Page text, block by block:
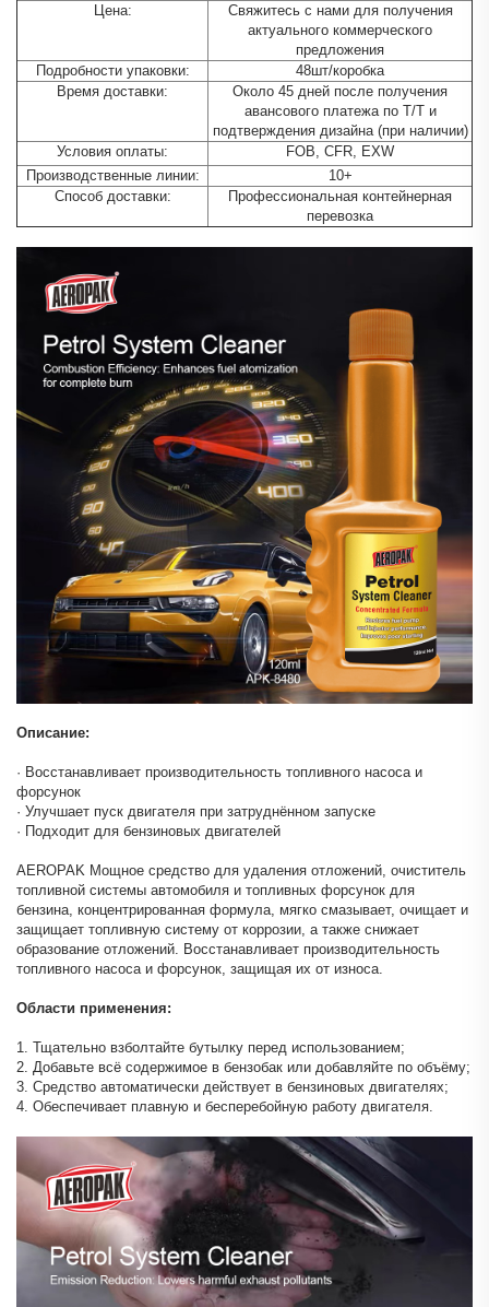
Цена:
Свяжитесь с нами для получения
актуального коммерческого
предложения
Подробности упаковки:
48шт/коробка
Время доставки:
Около 45 дней после получения
авансового платежа по T/T и
подтверждения дизайна (при наличии)
Условия оплаты:
FOB, CFR, EXW
Производственные линии:
10+
Способ доставки:
Профессиональная контейнерная
перевозка
Описание:
· Восстанавливает производительность топливного насоса и
форсунок
· Улучшает пуск двигателя при затруднённом запуске
· Подходит для бензиновых двигателей
AEROPAK Мощное средство для удаления отложений, очиститель
топливной системы автомобиля и топливных форсунок для
бензина, концентрированная формула, мягко смазывает, очищает и
защищает топливную систему от коррозии, а также снижает
образование отложений. Восстанавливает производительность
топливного насоса и форсунок, защищая их от износа.
Области применения:
1. Тщательно взболтайте бутылку перед использованием;
2. Добавьте всё содержимое в бензобак или добавляйте по объёму;
3. Средство автоматически действует в бензиновых двигателях;
4. Обеспечивает плавную и бесперебойную работу двигателя.